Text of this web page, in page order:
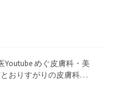
Youtube めぐ皮膚科・美
おりすがりの皮膚科